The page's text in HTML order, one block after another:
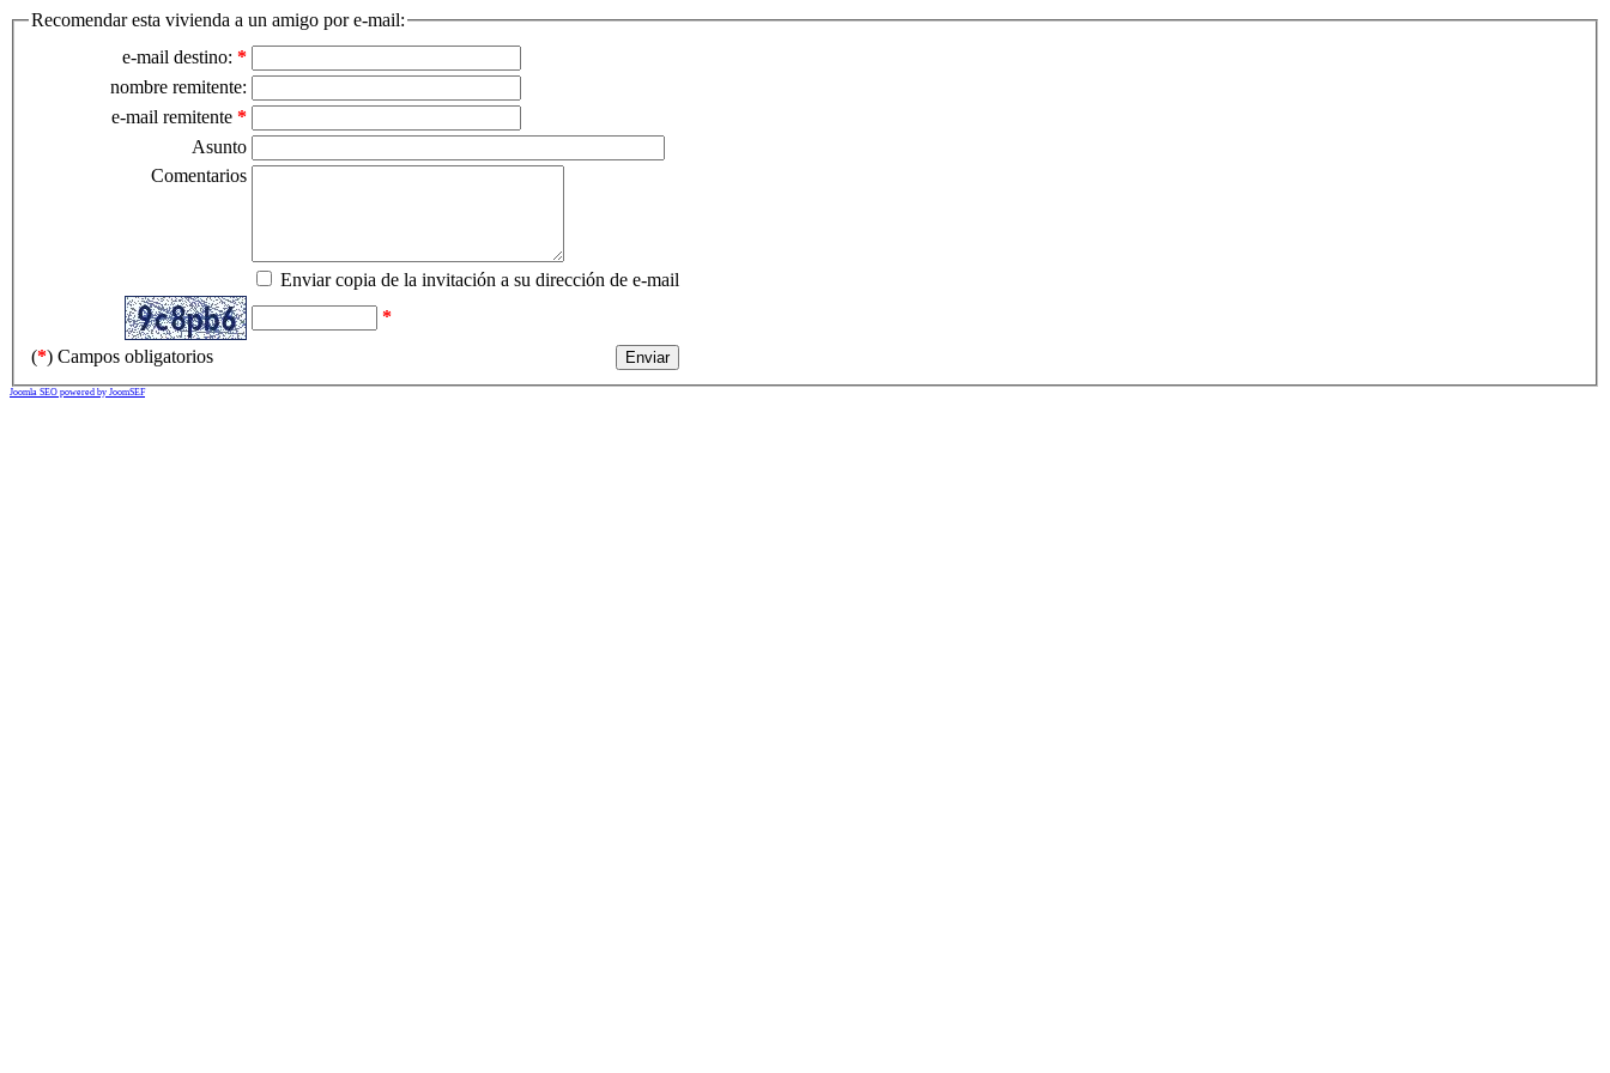
Recomendar esta vivienda a un amigo por e-mail:
e-mail destino: *
nombre remitente:
e-mail remitente *
Asunto
Comentarios
Enviar copia de la invitación a su dirección de e-mail
*
(*) Campos obligatorios
Joomla SEO powered by JoomSEF